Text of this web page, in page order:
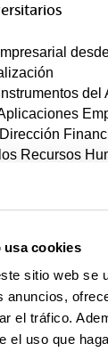
usa cookies
sitio web se
anuncios,
el tráfico.
el uso que
Recursos
Proyectos
y de